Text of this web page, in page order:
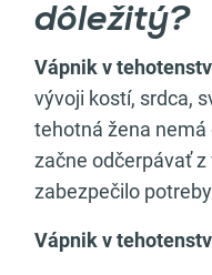
dôležitý?
Vápnik v
vývoji kostí, srdca,
tehotná žena
začne odčerpávať
zabezpečilo
Vápnik v